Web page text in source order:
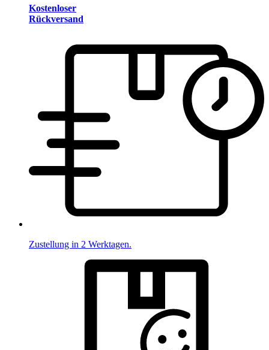
Kostenloser
Rückversand
Zustellung in 2 Werktagen.